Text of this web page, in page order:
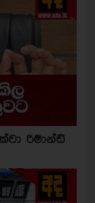
රිමාන්ඩ්